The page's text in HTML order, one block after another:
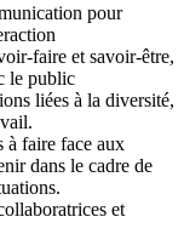
pour
faire et savoir-être,
le public
liées à la diversité,
à faire face aux
dans le cadre de
et